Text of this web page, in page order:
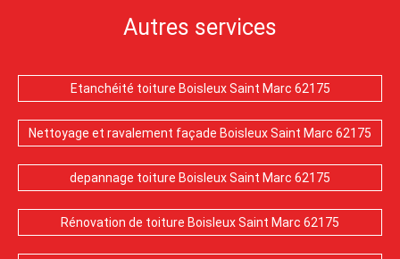
Autres services
Etanchéité toiture Boisleux Saint Marc 62175
Nettoyage et ravalement façade Boisleux Saint Marc 62175
depannage toiture Boisleux Saint Marc 62175
Rénovation de toiture Boisleux Saint Marc 62175